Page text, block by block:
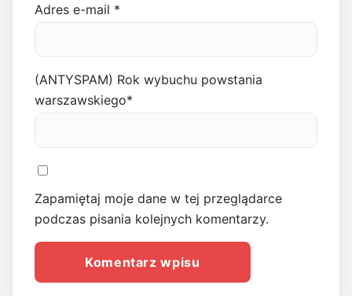
Adres e-mail *
(ANTYSPAM) Rok wybuchu powstania
warszawskiego*
Zapamiętaj moje dane w tej przeglądarce
podczas pisania kolejnych komentarzy.